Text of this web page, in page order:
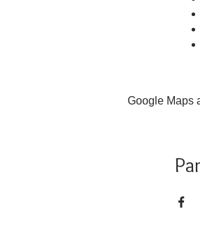
Google Maps